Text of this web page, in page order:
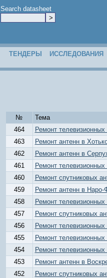
Search datasheet
ТЕНДЕРЫ ИССЛЕДОВАНИЯ
№
Тема
464
Ремонт
463
Ремонт антенн в
462
Ремонт антенн в
461
Ремонт
460
Ремонт спутниковых
459
Ремонт антенн в Наро-
458
Ремонт
457
Ремонт спутниковых
456
Ремонт
455
Ремонт
454
Ремонт
453
Ремонт антенн в
452
Ремонт спутниковых